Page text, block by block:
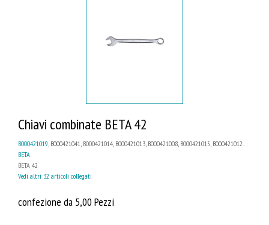
Chiavi combinate BETA 42
B000421019, B000421041, B000421014, B000421013, B000421008, B000421015, B000421012...
BETA
BETA 42
Vedi altri 32 articoli collegati
confezione da 5,00 Pezzi